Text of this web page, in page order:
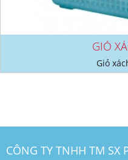
GIỎ
Giỏ
CÔNG TY TNHH TM SX